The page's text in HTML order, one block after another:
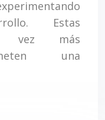
Estas
vez más
una